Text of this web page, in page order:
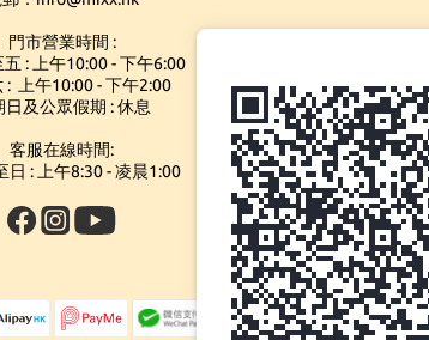
門市營業時間 :
: 上午10:00 - 下午6:00
: 上午10:00 - 下午2:00
日及公眾假期 : 休息
客服在線時間:
日 : 上午8:30 - 凌晨1:00